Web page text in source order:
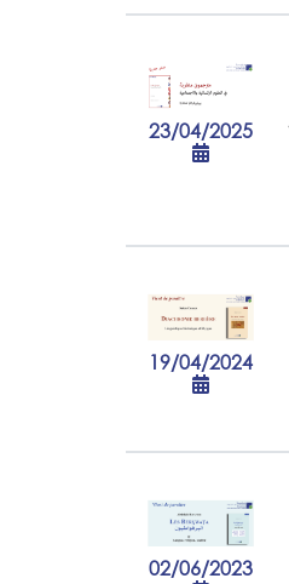
23/04/2025
19/04/2024
02/06/2023